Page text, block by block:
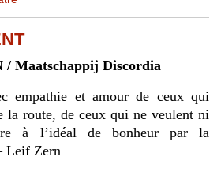
/ Maatschappij Discordia
empathie et amour de ceux qui
la route, de ceux qui ne veulent ni
à l’idéal de bonheur par la
Leif Zern